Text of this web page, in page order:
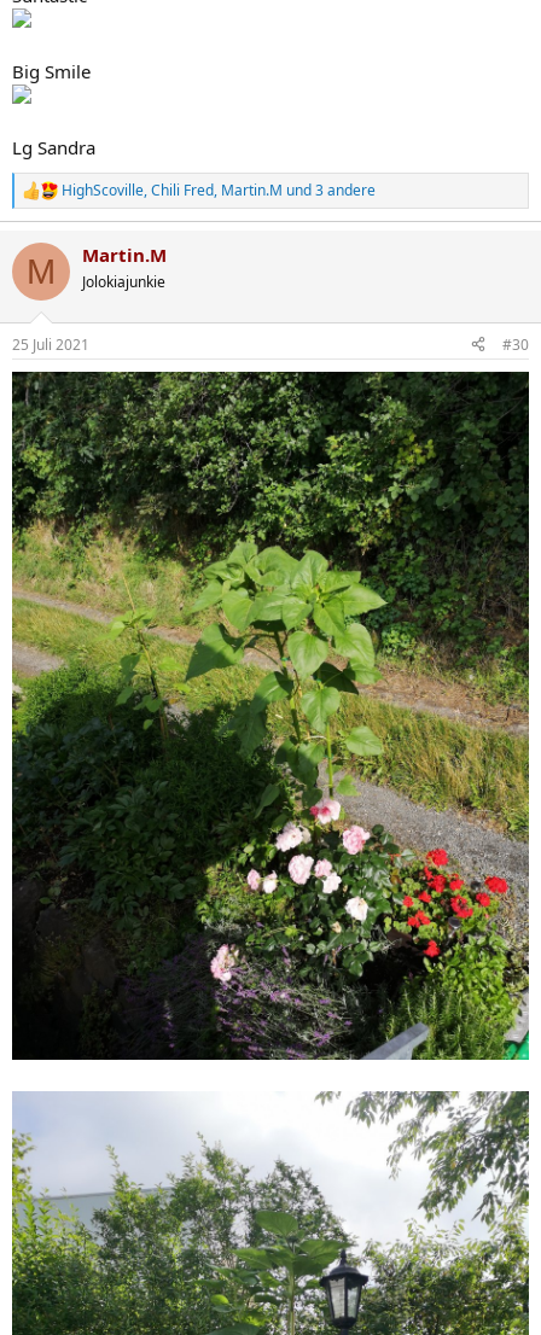
Big Smile
Lg Sandra
R
e
k
i
e
n
:
HighScoville,Chili Fred, Martin.M und 3 andere
M Martin.M
Jolokiajunkie
25 Juli 2021 #30